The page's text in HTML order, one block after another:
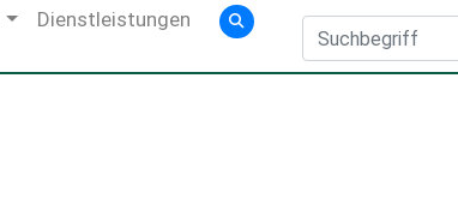
Dienstleistungen